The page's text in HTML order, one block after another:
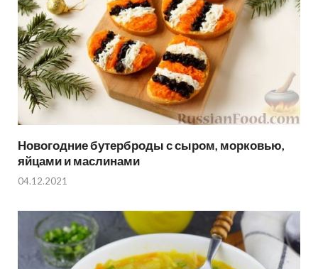
Новогодние бутерброды с сыром, морковью,
яйцами и маслинами
04.12.2021